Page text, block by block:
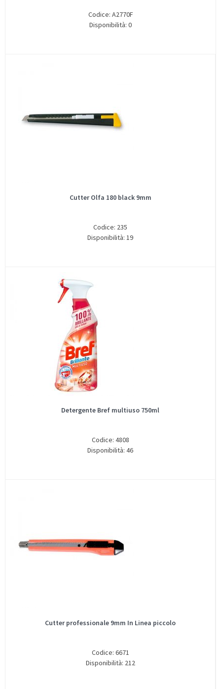
Codice: A2770F
Disponibilità: 0
Cutter Olfa 180 black 9mm
Codice: 235
Disponibilità: 19
Detergente Bref multiuso 750ml
Codice: 4808
Disponibilità: 46
Cutter professionale 9mm In Linea piccolo
Codice: 6671
Disponibilità: 212